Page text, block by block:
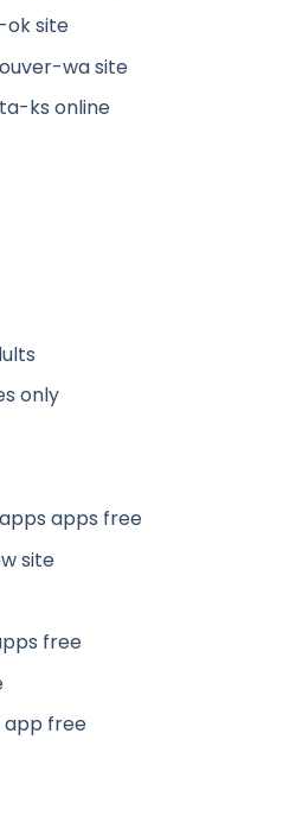
site
wa site
ks online
only
apps free
site
free
app free